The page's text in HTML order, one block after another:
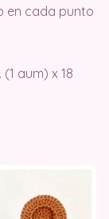
en cada punto
aum) x 18